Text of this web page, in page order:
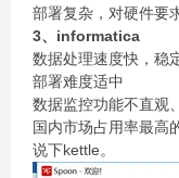
部署复杂，对硬件要
3、informatica
数据处理速度快，稳
部署难度适中
数据监控功能不直观
国内市场占用率最高
说下kettle。